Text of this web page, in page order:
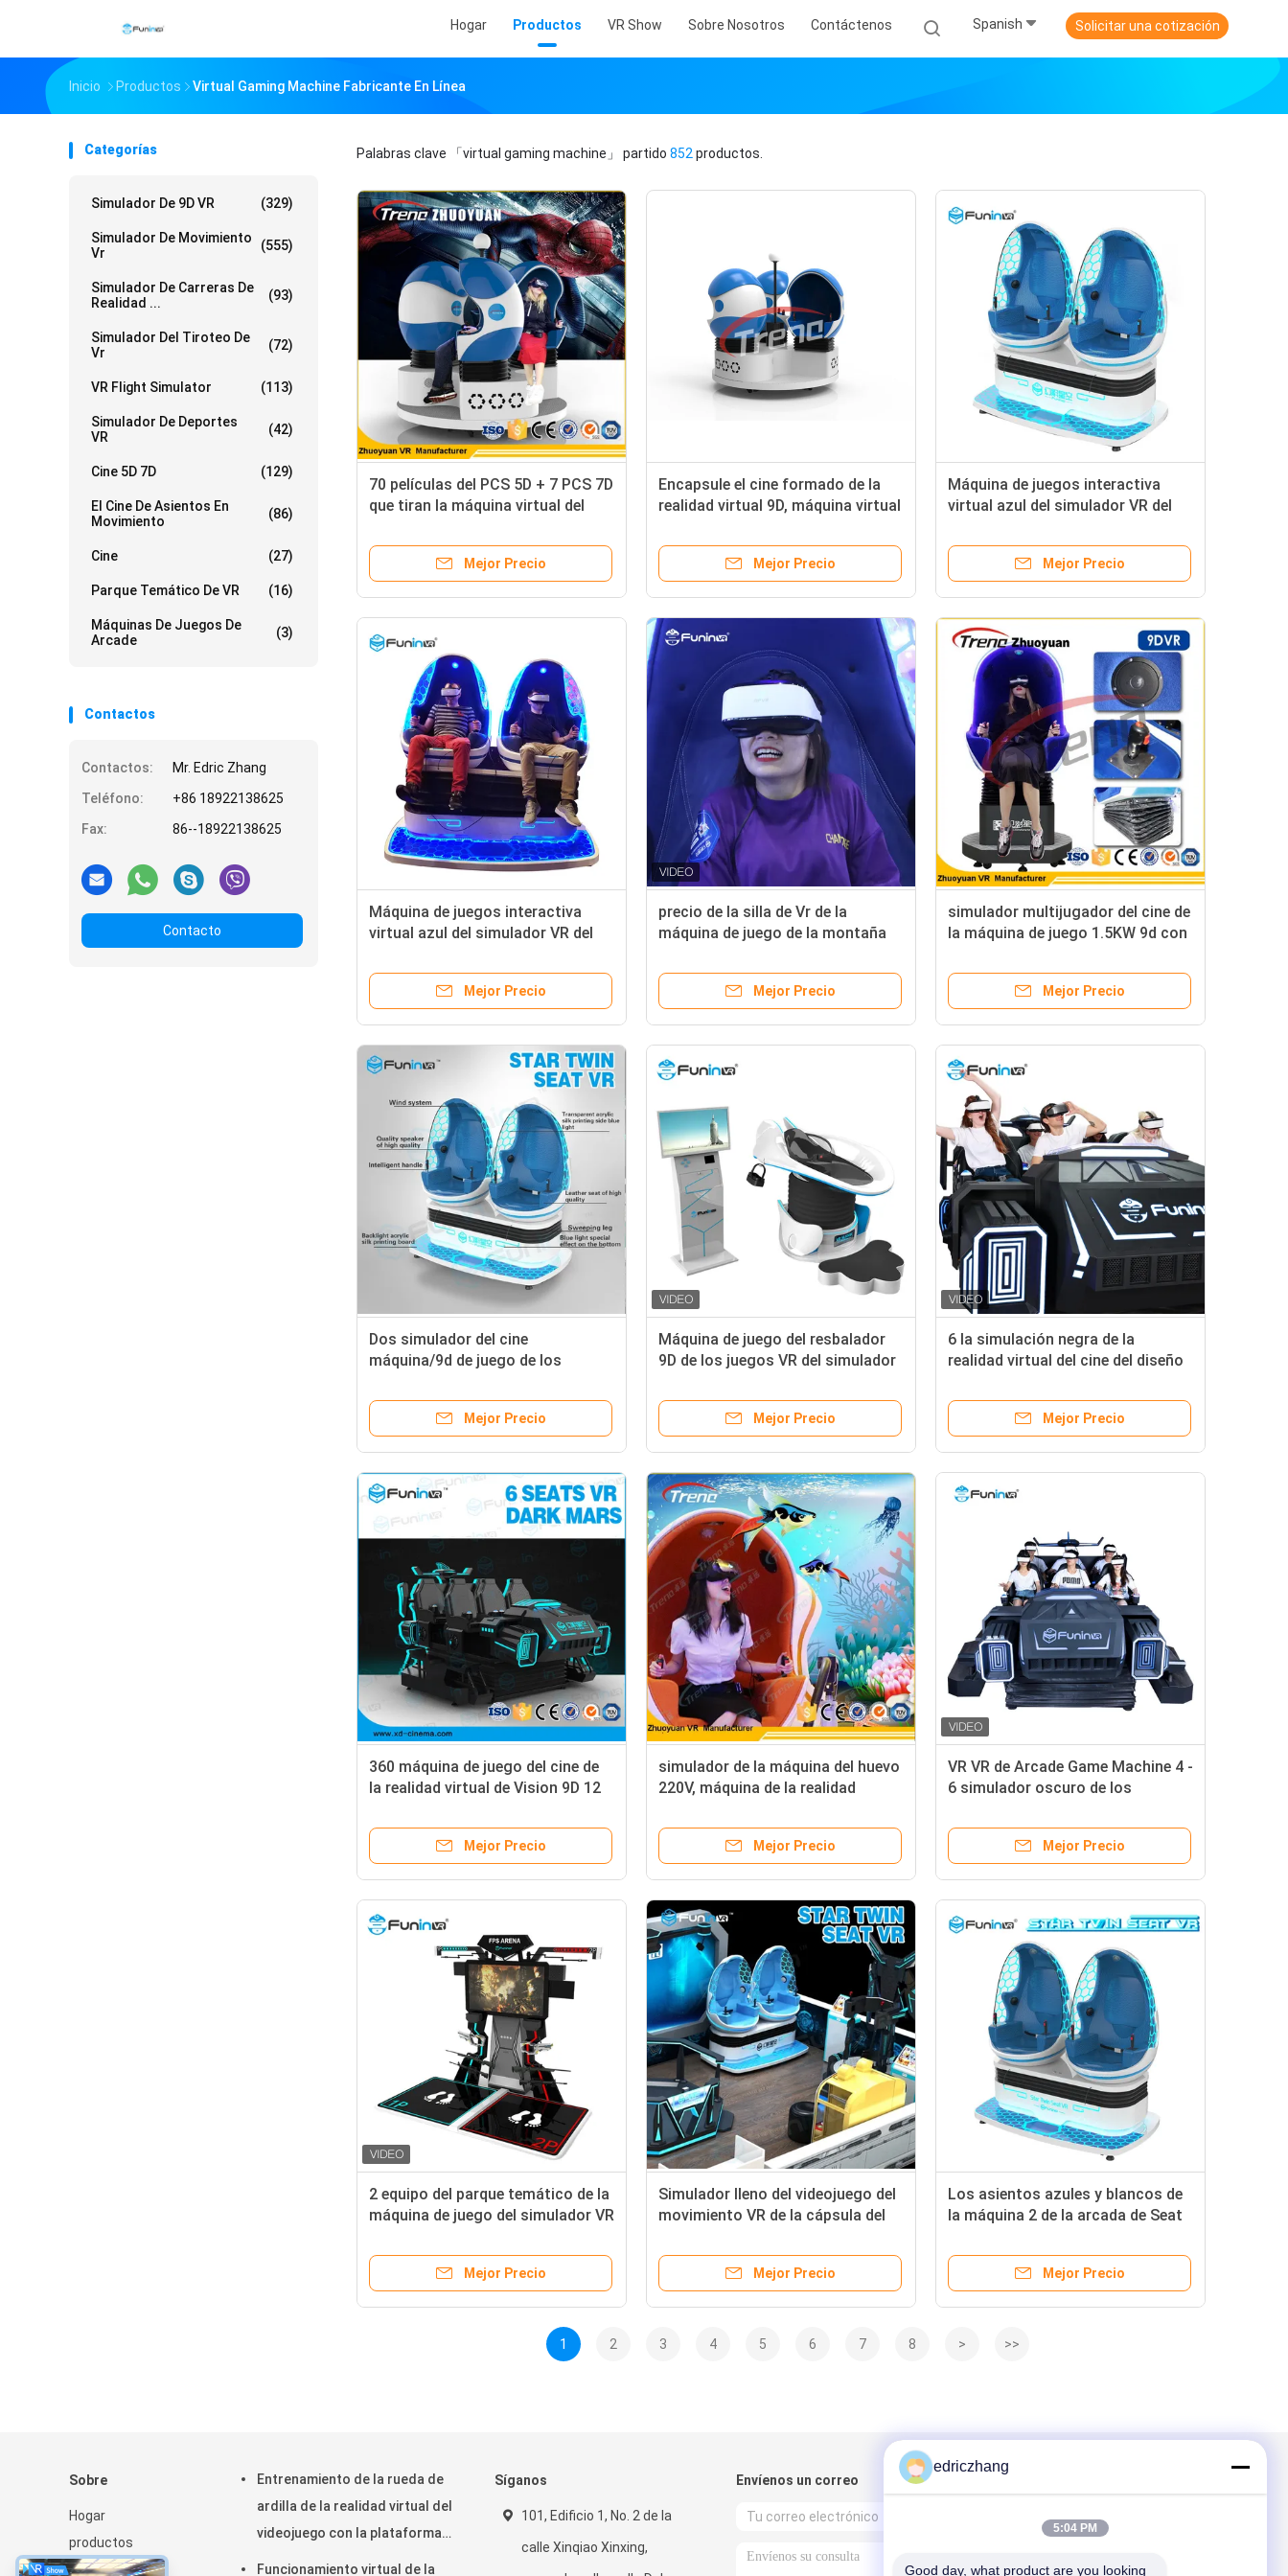
Hogar Productos VR Show Sobre Nosotros Contáctenos Spanish Solicitar una cotización
Inicio Productos Virtual Gaming Machine Fabricante En Línea
Categorías
Simulador De 9D VR (329)
Simulador De Movimiento
Vr
(555)
Simulador De Carreras De
Realidad ...
(93)
Simulador Del Tiroteo De
Vr
(72)
VR Flight Simulator (113)
Simulador De Deportes
VR
(42)
Cine 5D 7D (129)
El Cine De Asientos En
Movimiento
(86)
Cine (27)
Parque Temático De VR (16)
Máquinas De Juegos De
Arcade
(3)
Contactos
Contactos:
Mr. Edric Zhang
Teléfono:
+86 18922138625
Fax:
86--18922138625
Contacto
Palabras clave 「virtual gaming machine」 partido 852 productos.
70 películas del PCS 5D + 7 PCS 7D
que tiran la máquina virtual del
Mejor Precio
Encapsule el cine formado de la
realidad virtual 9D, máquina virtual
panorámico 360
Mejor Precio
Máquina de juegos interactiva
virtual azul del simulador VR del
vidrios de VR
Mejor Precio
Máquina de juegos interactiva
virtual azul del simulador VR del
vidrios de VR
Mejor Precio
precio de la silla de Vr de la
máquina de juego de la montaña
huevo 9d
Mejor Precio
simulador multijugador del cine de
la máquina de juego 1.5KW 9d con
Mejor Precio
Dos simulador del cine
máquina/9d de juego de los
de VR
Mejor Precio
Máquina de juego del resbalador
9D de los juegos VR del simulador
clasificada 120Kg
Mejor Precio
6 la simulación negra de la
realidad virtual del cine del diseño
asientos 9D Vr monta la máquina
de juego 9d VrMejor Precio
360 máquina de juego del cine de
la realidad virtual de Vision 9D 12
Mejor Precio
simulador de la máquina del huevo
220V, máquina de la realidad
Mejor Precio
VR VR de Arcade Game Machine 4 -
6 simulador oscuro de los
de atracciones
Mejor Precio
2 equipo del parque temático de la
máquina de juego del simulador VR
VR
Mejor Precio
Simulador lleno del videojuego del
movimiento VR de la cápsula del
centro comercial
Mejor Precio
Los asientos azules y blancos de
la máquina 2 de la arcada de Seat
VR 9D para los niños parquean
Mejor Precio
1 2 3 4 5 6 7 8 > >>
Sobre
Hogar
productos
Sobre nosotros
Entrenamiento de la rueda de
ardilla de la realidad virtual del
videojuego con la plataforma
Funcionamiento virtual de la
Síganos
101, Edificio 1, No. 2 de la
calle Xinqiao Xinxing,
Envíenos un correo
edriczhang
5:04 PM
Good day, what product are you looking